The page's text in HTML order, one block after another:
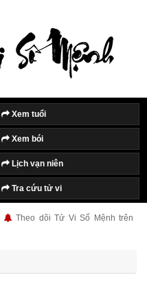
Xem tuổi
Xem bói
Lịch vạn niên
Tra cứu tử vi
Theo dõi Tử Vi Số Mệnh trên